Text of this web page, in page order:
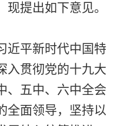
提出如下意见。
近平新时代中国特
入贯彻党的十九大
、五中、六中全会
全面领导，坚持以